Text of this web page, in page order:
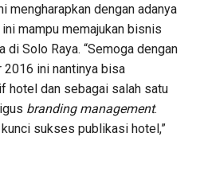
mengharapkan dengan adanya
mampu memajukan bisnis
Solo Raya. “Semoga dengan
ini nantinya bisa
hotel dan sebagai salah satu
branding management.
sukses publikasi hotel,”